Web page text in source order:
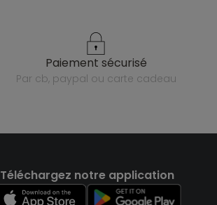
paiement sécurisé
par cb, paypal ou carte cadeau
Téléchargez notre application